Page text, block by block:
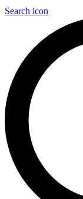
Search icon